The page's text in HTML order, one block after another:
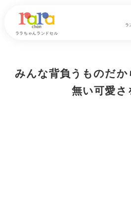
ララちゃんランドセル
ラ
みんな背負うものだ
無い可愛さ